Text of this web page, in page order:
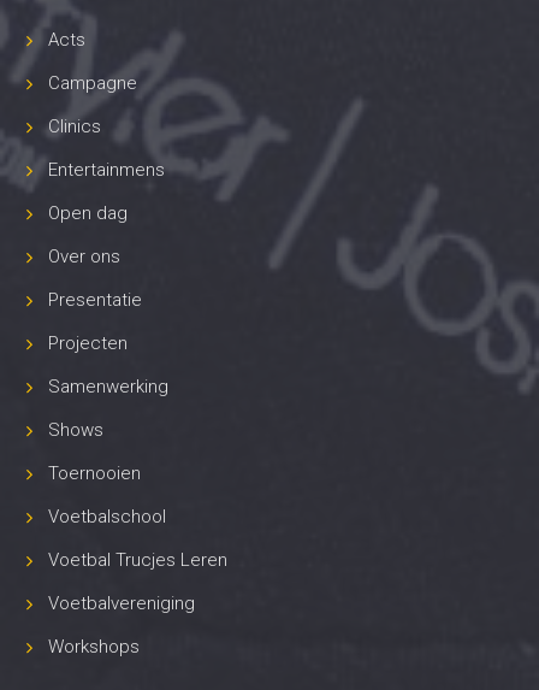
Acts
Campagne
Clinics
Entertainmens
Open dag
Over ons
Presentatie
Projecten
Samenwerking
Shows
Toernooien
Voetbalschool
Voetbal Trucjes Leren
Voetbalvereniging
Workshops